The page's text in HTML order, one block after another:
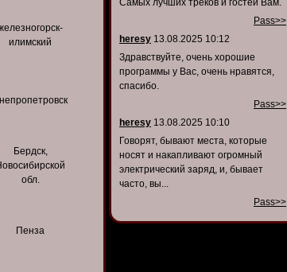
илимский
Бердск,
обл.
Пенза
Самых лучших треков и гостей Вам.
Pass>>
heresy 13.08.2025 10:12
Здравствуйте, очень хорошие
программы у Вас, очень нравятся,
спасибо.
Pass>>
heresy 13.08.2025 10:10
Говорят, бывают места, которые
носят и накапливают огромный
электрический заряд, и, бывает
часто, вы...
Pass>>